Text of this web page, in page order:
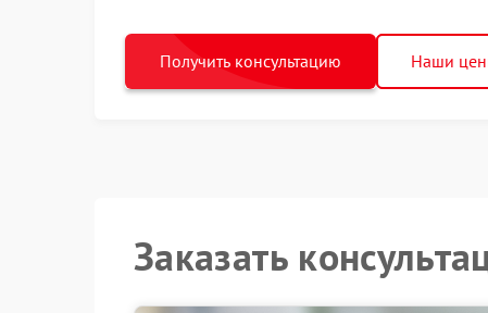
Получить консультацию Наши
Заказать